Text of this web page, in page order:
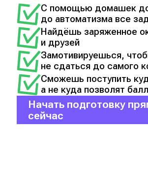
С помощью домашек
до автоматизма все
Найдёшь заряженное
и друзей
Замотивируешься,
не сдаться до самого
Сможешь поступить
а не куда позволят
Начать подготовку
сейчас